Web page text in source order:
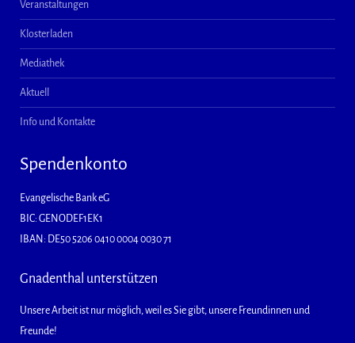
Veranstaltungen
Klosterladen
Mediathek
Aktuell
Info und Kontakte
Spendenkonto
Evangelische Bank eG
BIC: GENODEF1EK1
IBAN: DE50 5206 0410 0004 0030 71
Gnadenthal unterstützen
Unsere Arbeit ist nur möglich, weil es Sie gibt, unsere Freundinnen und
Freunde!